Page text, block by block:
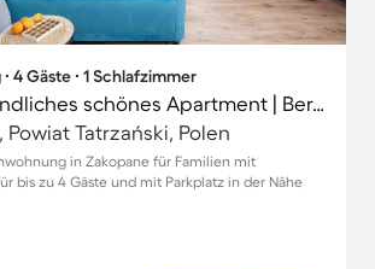
4 Gäste ∙ 1 Schlafzimmer
Familienfreundliches schönes Apartment | Bergblick | Haustiere erlaubt
Powiat Tatrzański, Polen
in Zakopane für Familien mit
bis zu 4 Gäste und mit Parkplatz in der Nähe